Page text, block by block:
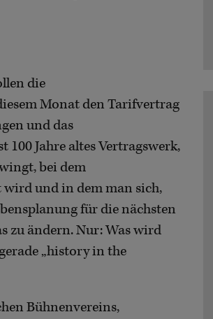
die
Monat den Tarifvertrag
und das
Jahre altes Vertragswerk,
bei dem
und in dem man sich,
für die nächsten
zu ändern. Nur: Was wird
„history in the
Bühnenvereins,